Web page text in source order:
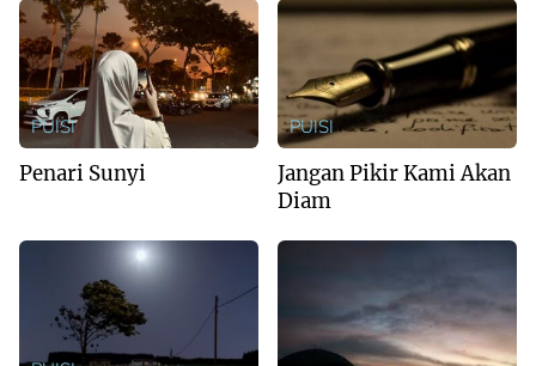
PUISI
Penari Sunyi
PUISI
Jangan Pikir Kami Akan
Diam